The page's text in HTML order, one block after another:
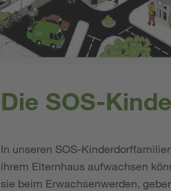
Die SOS-
In unseren SOS-
ihrem Elternhaus aufwachsen
sie beim Erwachsenwerden,